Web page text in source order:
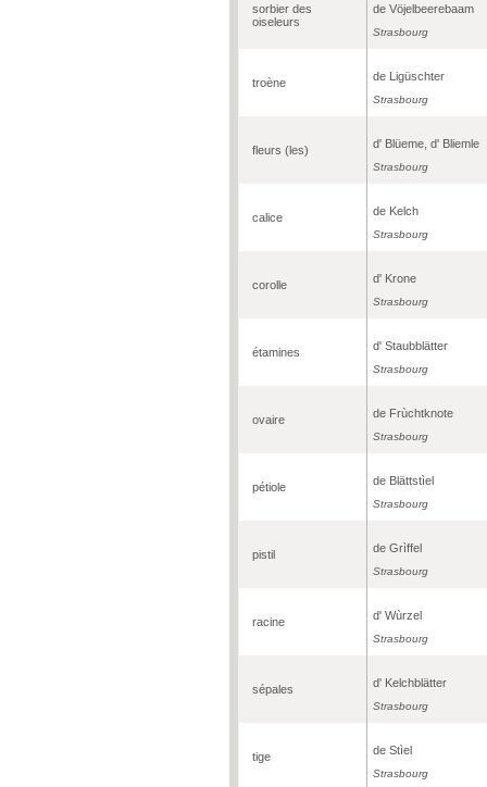
sorbier des
oiseleurs
de Vöjelbeerebaam
Strasbourg
troène de Ligüschter
Strasbourg
fleurs (les) d' Blüeme, d' Bliemle
Strasbourg
calice de Kelch
Strasbourg
corolle d' Krone
Strasbourg
étamines d' Staubblätter
Strasbourg
ovaire de Frùchtknote
Strasbourg
pétiole de Blättstìel
Strasbourg
pistil de Grìffel
Strasbourg
racine d' Wùrzel
Strasbourg
sépales d' Kelchblätter
Strasbourg
tige de Stìel
Strasbourg